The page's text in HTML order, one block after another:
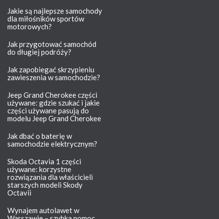
Jakie są najlepsze samochody
dla miłośników sportów
motorowych?
Jak przygotować samochód
do długiej podróży?
Jak zapobiegać skrzypieniu
zawieszenia w samochodzie?
Jeep Grand Cherokee części
używane: gdzie szukać i jakie
części używane pasują do
modelu Jeep Grand Cherokee
Jak dbać o baterię w
samochodzie elektrycznym?
Skoda Octavia 1 części
używane: korzystne
rozwiązania dla właścicieli
starszych modeli Skody
Octavii
Wynajem autolawet w